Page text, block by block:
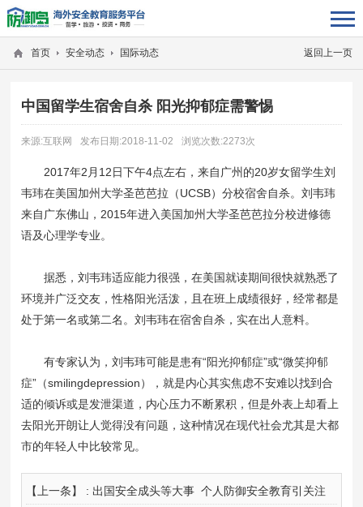
返回上一页
首页 安全动态 国际动态
中国留学生宿舍自杀 阳光抑郁症需警惕
来源:互联网 发布日期:2018-11-02 浏览次数:2273次
2017年2月12日下午4点左右，来自广州的20岁女留学生刘
韦玮在美国加州大学圣芭芭拉（UCSB）分校宿舍自杀。刘韦玮
来自广东佛山，2015年进入美国加州大学圣芭芭拉分校进修德
语及心理学专业。
据悉，刘韦玮适应能力很强，在美国就读期间很快就熟悉了
环境并广泛交友，性格阳光活泼，且在班上成绩很好，经常都是
处于第一名或第二名。刘韦玮在宿舍自杀，实在出人意料。
有专家认为，刘韦玮可能是患有“阳光抑郁症”或“微笑抑郁
症”（smilingdepression），就是内心其实焦虑不安难以找到合
适的倾诉或是发泄渠道，内心压力不断累积，但是外表上却看上
去阳光开朗让人觉得没有问题，这种情况在现代社会尤其是大都
市的年轻人中比较常见。
【上一条】 : 出国安全成头等大事 个人防御安全教育引关注